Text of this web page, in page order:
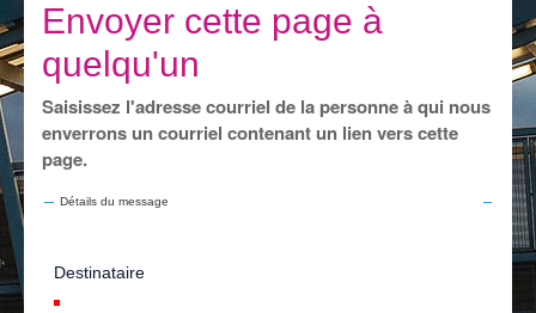
Je visite
Publications
E-guichet / Prendre RDV
Envoyer cette page à
quelqu'un
Saisissez l'adresse courriel de la personne à qui nous
enverrons un courriel contenant un lien vers cette
page.
Détails du message
Destinataire